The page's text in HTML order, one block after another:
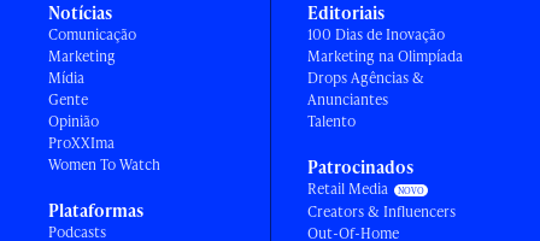
Notícias
Comunicação
Marketing
Mídia
Gente
Opinião
ProXXIma
Women To Watch
Plataformas
Podcasts
Editoriais
100 Dias de Inovação
Marketing na Olimpíada
Drops Agências &
Anunciantes
Talento
Patrocinados
Retail Media
Creators & Influencers
Out-Of-Home